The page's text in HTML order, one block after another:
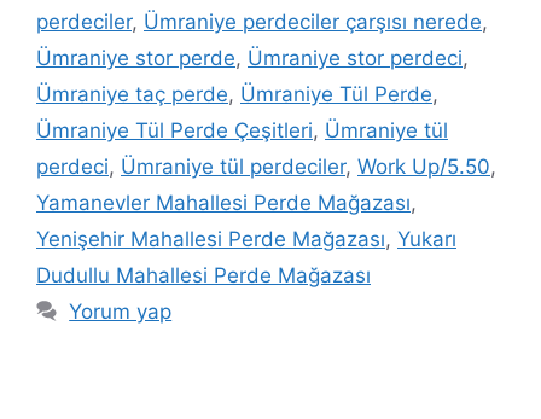
perdeciler, Ümraniye perdeciler çarşısı nerede,
Ümraniye stor perde, Ümraniye stor perdeci,
Ümraniye taç perde, Ümraniye Tül Perde,
Ümraniye Tül Perde Çeşitleri, Ümraniye tül
perdeci, Ümraniye tül perdeciler, Work Up/5.50,
Yamanevler Mahallesi Perde Mağazası,
Yenişehir Mahallesi Perde Mağazası, Yukarı
Dudullu Mahallesi Perde Mağazası
Yorum yap